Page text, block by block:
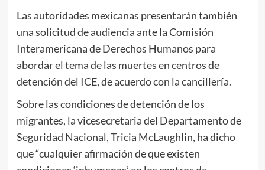
Las autoridades mexicanas presentarán también
una solicitud de audiencia ante la Comisión
Interamericana de Derechos Humanos para
abordar el tema de las muertes en centros de
detención del ICE, de acuerdo con la cancillería.
Sobre las condiciones de detención de los
migrantes, la vicesecretaria del Departamento de
Seguridad Nacional, Tricia McLaughlin, ha dicho
que “cualquier afirmación de que existen